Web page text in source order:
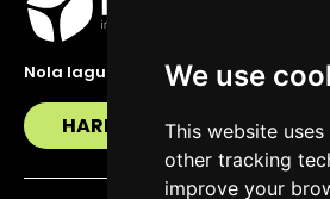
We use
This website
other tracking
improve your
Nola lagundu zaitzakegu?
HARREMANETAN JARRI